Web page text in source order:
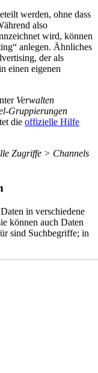
werden, ohne dass
also
wird, können
anlegen. Ähnliches
der als
einen eigenen
Verwalten
Gruppierungen
die offizielle Hilfe
Zugriffe > Channels
in verschiedene
können auch Daten
sind Suchbegriffe; in